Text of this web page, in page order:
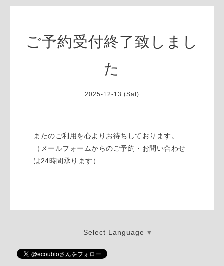
ご予約受付終了致しまし
た
2025-12-13 (Sat)
またのご利用を心よりお待ちしております。
（メールフォームからのご予約・お問い合わせ
は24時間承ります）
Select Language ▼